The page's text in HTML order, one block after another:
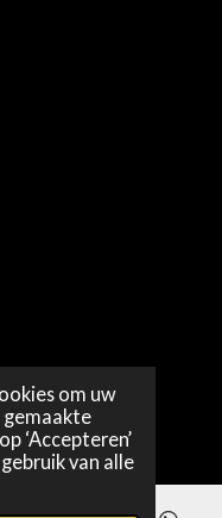
om uw
gemaakte
‘Accepteren’
van alle